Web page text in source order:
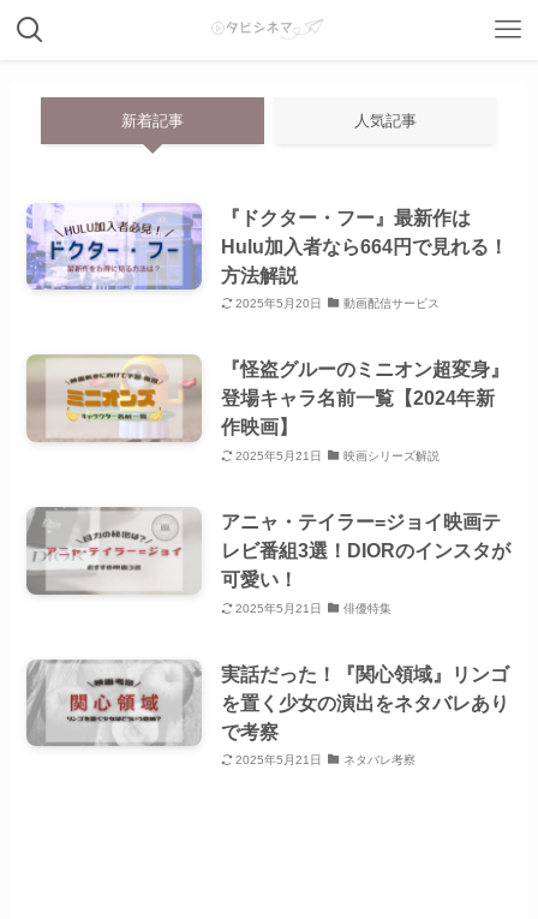
新着記事 人気記事
『ドクター・フー』最新作は
Hulu加入者なら664円で見れる！
方法解説
2025年5月20日 動画配信サービス
『怪盗グルーのミニオン超変身』
登場キャラ名前一覧【2024年新
作映画】
2025年5月21日 映画シリーズ解説
アニャ・テイラー=ジョイ映画テ
レビ番組3選！DIORのインスタが
可愛い！
2025年5月21日 俳優特集
実話だった！『関心領域』リンゴ
を置く少女の演出をネタバレあり
で考察
2025年5月21日 ネタバレ考察